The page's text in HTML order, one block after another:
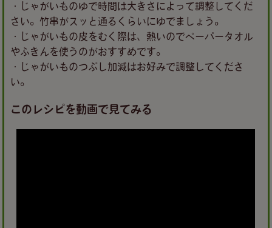
・じゃがいものゆで時間は大きさによって調整してくだ
さい。竹串がスッと通るくらいにゆでましょう。
・じゃがいもの皮をむく際は、熱いのでペーパータオル
やふきんを使うのがおすすめです。
・じゃがいものつぶし加減はお好みで調整してくださ
い。
このレシピを動画で見てみる